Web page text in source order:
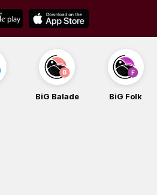
BiG Balade BiG Folk